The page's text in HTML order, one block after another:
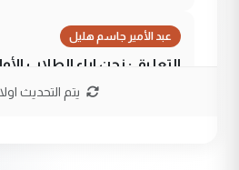
عبد الأمير جاسم هليل
التعليق : نحن اباء الطلاب
نتشرف بلقاء السيد احمد
يتم التحديث